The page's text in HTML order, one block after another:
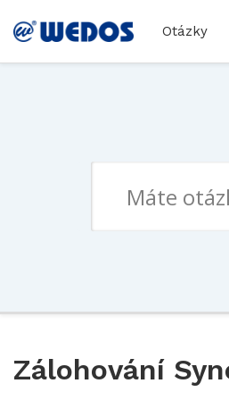
Otázky
Zálohování